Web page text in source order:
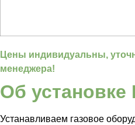
Цены индивидуальны,
менеджера!
Об установке
Устанавливаем газовое